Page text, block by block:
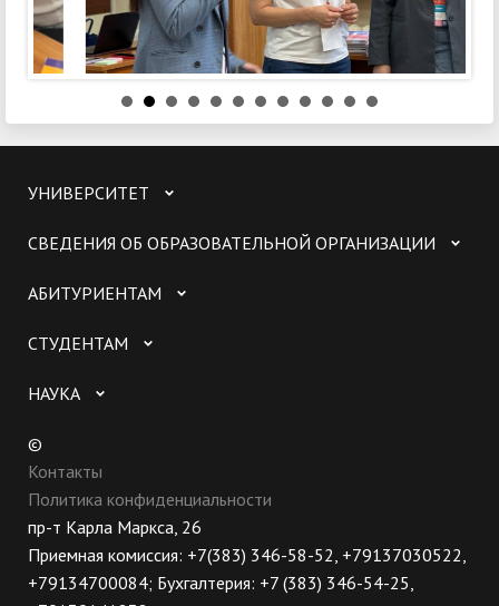
УНИВЕРСИТЕТ
СВЕДЕНИЯ ОБ ОБРАЗОВАТЕЛЬНОЙ ОРГАНИЗАЦИИ
АБИТУРИЕНТАМ
СТУДЕНТАМ
НАУКА
©
Контакты
Политика конфиденциальности
пр-т Карла Маркса, 26
Приемная комиссия: +7(383) 346-58-52, +79137030522,
+79134700084; Бухгалтерия: +7 (383) 346-54-25,